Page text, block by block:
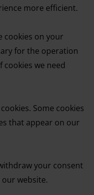
more efficient.
cookies on your
for the operation
cookies we need
Some cookies
that appear on our
your consent
website.